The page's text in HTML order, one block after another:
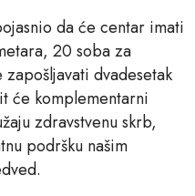
da će centar imati
20 soba za
dvadesetak
će komplementarni
zdravstvenu skrb,
podršku našim